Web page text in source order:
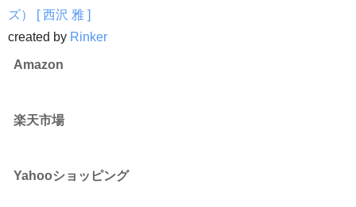
ズ） [ 西沢 雅 ]
created by Rinker
Amazon
楽天市場
Yahooショッピング